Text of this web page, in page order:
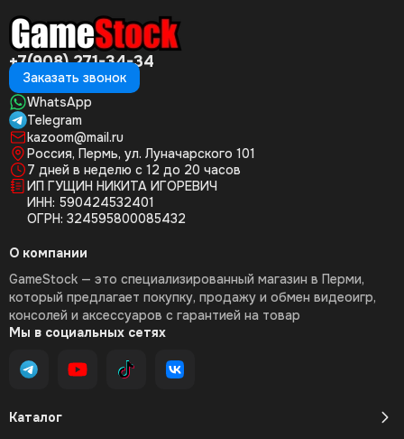
+7(908) 271-34-34
Заказать звонок
WhatsApp
Telegram
kazoom@mail.ru
Россия, Пермь, ул. Луначарского 101
7 дней в неделю с 12 до 20 часов
ИП ГУЩИН НИКИТА ИГОРЕВИЧ
ИНН: 590424532401
ОГРН: 324595800085432
Каталог
О компании
GameStock — это специализированный магазин в Перми,
который предлагает покупку, продажу и обмен видеоигр,
консолей и аксессуаров с гарантией на товар
Мы в социальных сетях